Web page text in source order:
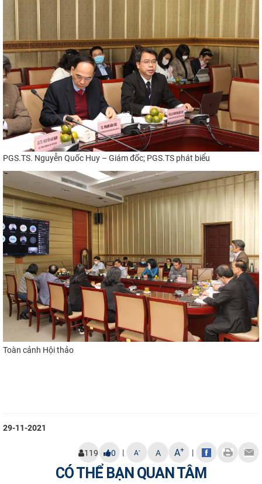
PGS.TS. Nguyễn Quốc Huy – Giám đốc; PGS.TS phát biểu
Toàn cảnh Hội thảo
29-11-2021
119 0 | A- A A+ |
CÓ THỂ BẠN QUAN TÂM